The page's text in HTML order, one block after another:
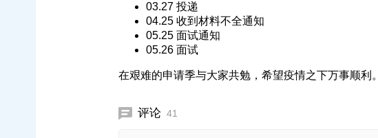
03.27 投递
04.25 收到材料不全通知
05.25 面试通知
05.26 面试
在艰难的申请季与大家共勉，希望疫情之下万事顺利。
评论 41